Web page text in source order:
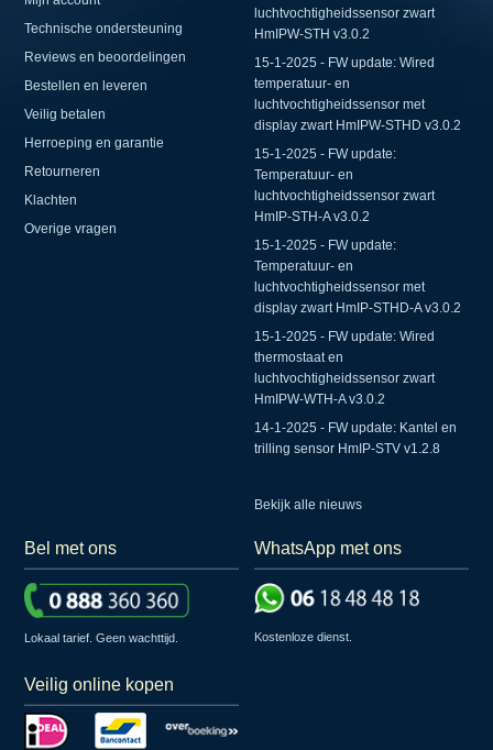
Technische ondersteuning
Reviews en beoordelingen
Bestellen en leveren
Veilig betalen
Herroeping en garantie
Retourneren
Klachten
Overige vragen
luchtvochtigheidssensor zwart
HmIPW-STH v3.0.2
15-1-2025 - FW update: Wired
temperatuur- en
luchtvochtigheidssensor met
display zwart HmIPW-STHD v3.0.2
15-1-2025 - FW update:
Temperatuur- en
luchtvochtigheidssensor zwart
HmIP-STH-A v3.0.2
15-1-2025 - FW update:
Temperatuur- en
luchtvochtigheidssensor met
display zwart HmIP-STHD-A v3.0.2
15-1-2025 - FW update: Wired
thermostaat en
luchtvochtigheidssensor zwart
HmIPW-WTH-A v3.0.2
14-1-2025 - FW update: Kantel en
trilling sensor HmIP-STV v1.2.8
Bekijk alle nieuws
Bel met ons
Lokaal tarief. Geen wachttijd.
WhatsApp met ons
Kostenloze dienst.
Veilig online kopen